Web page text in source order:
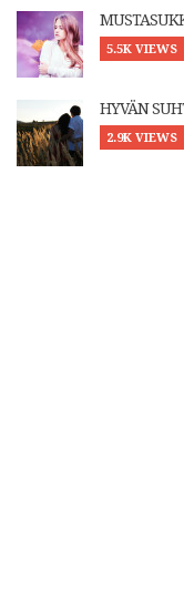
5.5K VIEWS
HYVÄN
2.9K VIEWS